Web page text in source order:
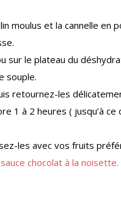
moulus et la cannelle en
sur le plateau du
souple.
retournez-les
1 à 2 heures ( jusqu’à ce
les avec vos fruits
chocolat à la noisette.